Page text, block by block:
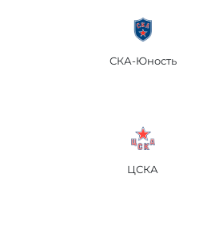
СКА-Юность
ЦСКА